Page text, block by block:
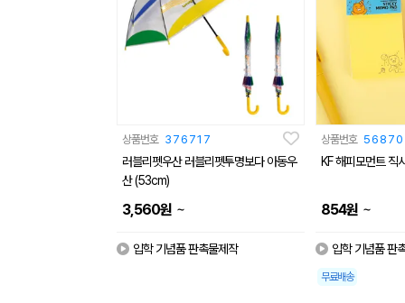
상품번호 376717
러블리펫우산 러블리펫투명보다 아동우
산 (53cm)
3,560원 ~
입학 기념품 판촉물제작
상품번호
KF 해피모먼트 직
854원 ~
입학 기념품 판
무료배송